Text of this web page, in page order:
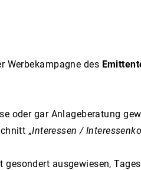
Werbekampagne des
gar Anlageberatung
„Interessen /
ausgewiesen,